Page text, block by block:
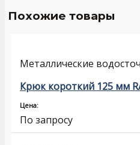
Похожие товары
Металлические
Крюк короткий 125 мм
Цена:
По запросу